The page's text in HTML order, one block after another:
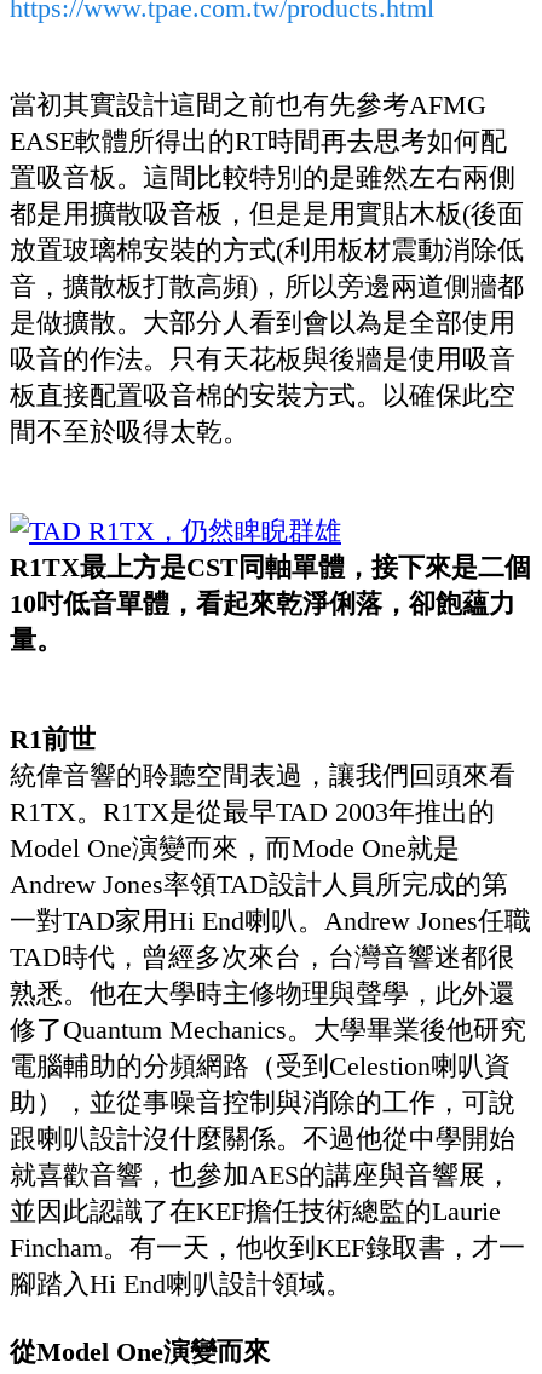
https://www.tpae.com.tw/products.html
當初其實設計這間之前也有先參考AFMG
EASE軟體所得出的RT時間再去思考如何配
置吸音板。這間比較特別的是雖然左右兩側
都是用擴散吸音板，但是是用實貼木板(後面
放置玻璃棉安裝的方式(利用板材震動消除低
音，擴散板打散高頻)，所以旁邊兩道側牆都
是做擴散。大部分人看到會以為是全部使用
吸音的作法。只有天花板與後牆是使用吸音
板直接配置吸音棉的安裝方式。以確保此空
間不至於吸得太乾。
R1TX最上方是CST同軸單體，接下來是二個
10吋低音單體，看起來乾淨俐落，卻飽蘊力
量。
R1前世
統偉音響的聆聽空間表過，讓我們回頭來看
R1TX。R1TX是從最早TAD 2003年推出的
Model One演變而來，而Mode One就是
Andrew Jones率領TAD設計人員所完成的第
一對TAD家用Hi End喇叭。Andrew Jones任職
TAD時代，曾經多次來台，台灣音響迷都很
熟悉。他在大學時主修物理與聲學，此外還
修了Quantum Mechanics。大學畢業後他研究
電腦輔助的分頻網路（受到Celestion喇叭資
助），並從事噪音控制與消除的工作，可說
跟喇叭設計沒什麼關係。不過他從中學開始
就喜歡音響，也參加AES的講座與音響展，
並因此認識了在KEF擔任技術總監的Laurie
Fincham。有一天，他收到KEF錄取書，才一
腳踏入Hi End喇叭設計領域。
從Model One演變而來